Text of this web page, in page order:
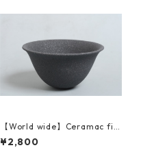
【World wide】Ceramac filt
er 海外発送
¥2,800